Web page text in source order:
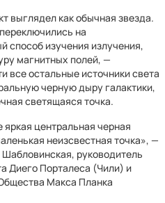
выглядел как обычная звезда.
на
способ изучения излучения,
магнитных полей, —
все остальные источники света
черную дыру галактики,
светящаяся точка.
центральная черная
неизсвестная точка», —
руководитель
Диего Порталеса (Чили) и
Макса Планка